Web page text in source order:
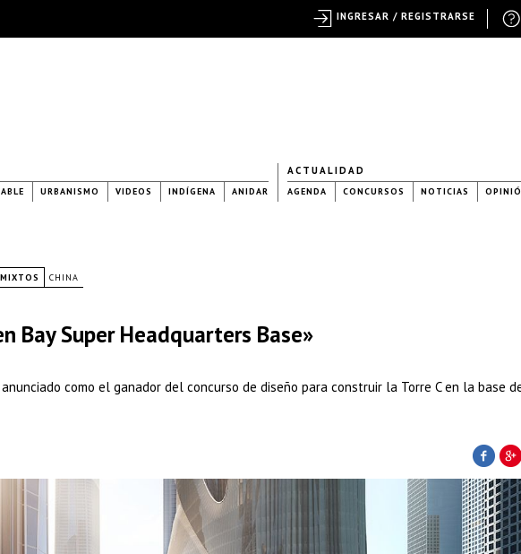
URBANISMO VIDEOS INDÍGENA ANIDAR
ACTUALIDAD
AGENDA CONCURSOS NOTICIAS
CHINA
Bay Super Headquarters Base»
como el ganador del concurso de diseño para construir la Torre C en la base
INGRESAR / REGISTRARSE